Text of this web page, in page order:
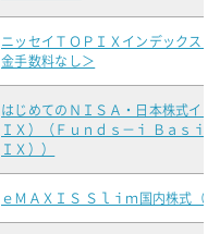
ニッセイＴＯＰＩＸインデックス
金手数料なし＞
はじめてのＮＩＳＡ・日本株式イ
ＩＸ）（Ｆｕｎｄｓ－ｉ Ｂａｓｉ
ＩＸ））
ｅＭＡＸＩＳ Ｓｌｉｍ国内株式（